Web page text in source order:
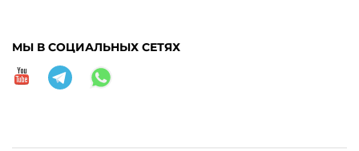
МЫ В СОЦИАЛЬНЫХ СЕТЯХ